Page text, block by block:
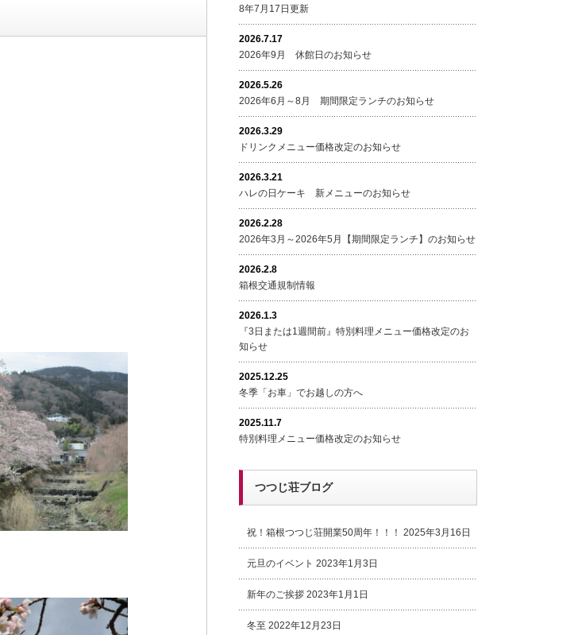
8年7月17日更新
2026.7.17
2026年9月 休館日のお知らせ
2026.5.26
2026年6月～8月 期間限定ランチのお知らせ
2026.3.29
ドリンクメニュー価格改定のお知らせ
2026.3.21
ハレの日ケーキ 新メニューのお知らせ
2026.2.28
2026年3月～2026年5月【期間限定ランチ】のお知らせ
2026.2.8
箱根交通規制情報
2026.1.3
『3日または1週間前』特別料理メニュー価格改定のお
知らせ
2025.12.25
冬季「お車」でお越しの方へ
2025.11.7
特別料理メニュー価格改定のお知らせ
つつじ荘ブログ
祝！箱根つつじ荘開業50周年！！！ 2025年3月16日
元旦のイベント 2023年1月3日
新年のご挨拶 2023年1月1日
冬至 2022年12月23日